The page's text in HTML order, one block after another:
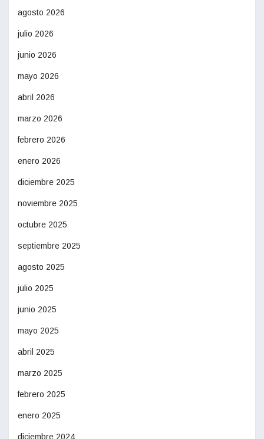
agosto 2026
julio 2026
junio 2026
mayo 2026
abril 2026
marzo 2026
febrero 2026
enero 2026
diciembre 2025
noviembre 2025
octubre 2025
septiembre 2025
agosto 2025
julio 2025
junio 2025
mayo 2025
abril 2025
marzo 2025
febrero 2025
enero 2025
diciembre 2024